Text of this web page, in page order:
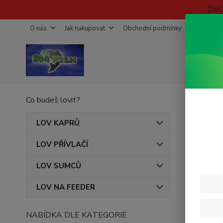
O nás Jak nakupovat Obchodní podmínky
Co budeš lovit?
LOV KAPRŮ
LOV PŘÍVLAČÍ
LOV SUMCŮ
LOV NA FEEDER
NABÍDKA DLE KATEGORIE